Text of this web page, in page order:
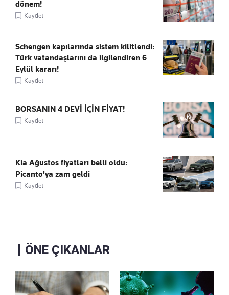
dönem!
Kaydet
Schengen kapılarında sistem kilitlendi:
Türk vatandaşlarını da ilgilendiren 6
Eylül kararı!
Kaydet
BORSANIN 4 DEVİ İÇİN FİYAT!
Kaydet
Kia Ağustos fiyatları belli oldu:
Picanto'ya zam geldi
Kaydet
ÖNE ÇIKANLAR